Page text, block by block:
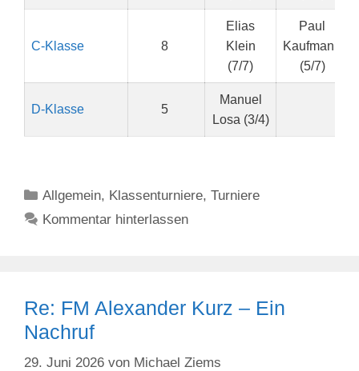
C-Klasse 8
Elias
Klein
(7/7)
Paul
Kaufmann
(5/7)
D-Klasse 5
Manuel
Losa (3/4)
Kategorien
Allgemein, Klassenturniere,Turniere
Kommentar hinterlassen
Re: FM Alexander Kurz – Ein
Nachruf
29. Juni 2026 von Michael Ziems